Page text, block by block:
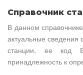
Справочник
В данном
актуальные сведения
станции, ее код
принадлежность к